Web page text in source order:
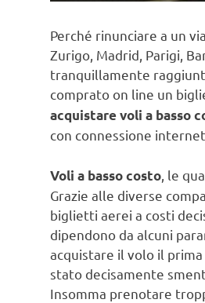
Perché rinunciare a un
Zurigo, Madrid, Parigi,
tranquillamente
comprato on line un
acquistare voli a basso
con connessione
Voli a basso costo , le
Grazie alle diverse
biglietti aerei a costi
dipendono da alcuni
acquistare il volo il prima
stato decisamente
Insomma prenotare